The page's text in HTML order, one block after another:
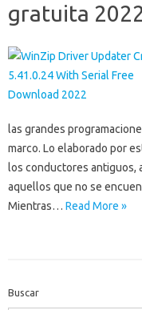
gratuita
las grandes
marco. Lo elaborado por
los conductores antiguos,
aquellos que no se
Mientras… Read More »
Buscar